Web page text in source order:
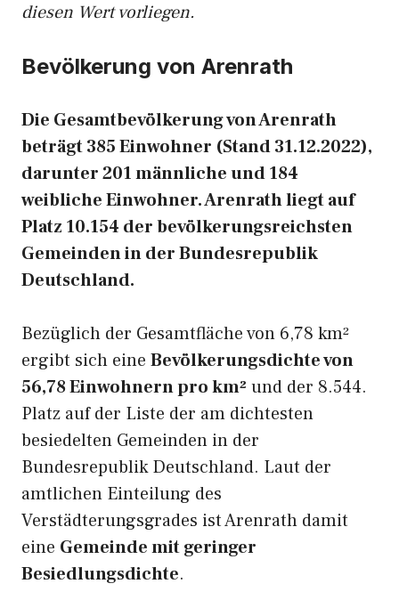
diesen Wert vorliegen.
Bevölkerung von Arenrath
Die Gesamtbevölkerung von Arenrath
beträgt 385 Einwohner (Stand 31.12.2022),
darunter 201 männliche und 184
weibliche Einwohner. Arenrath liegt auf
Platz 10.154 der bevölkerungsreichsten
Gemeinden in der Bundesrepublik
Deutschland.
Bezüglich der Gesamtfläche von 6,78 km²
ergibt sich eine Bevölkerungsdichte von
56,78 Einwohnern pro km² und der 8.544.
Platz auf der Liste der am dichtesten
besiedelten Gemeinden in der
Bundesrepublik Deutschland. Laut der
amtlichen Einteilung des
Verstädterungsgrades ist Arenrath damit
eine Gemeinde mit geringer
Besiedlungsdichte.